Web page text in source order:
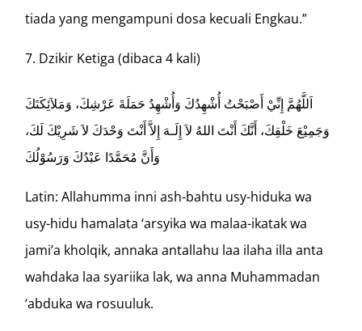
tiada yang mengampuni dosa kecuali Engkau.”
Dzikir Ketiga (dibaca 4 kali)
اَللَّهُمَّ إِنِّيْ أَصْبَحْتُ أُشْهِدُكَ وَأُشْهِدُ حَمَلَةَ عَرْشِكَ، وَمَلاَئِكَتَكَ
وَجَمِيْعَ خَلْقِكَ، أَنَّكَ أَنْتَ اللهُ لاَ إِلَـهَ إِلاَّ أَنْتَ وَحْدَكَ لاَ شَرِيْكَ لَكَ،
وَأَنَّ مُحَمَّدًا عَبْدُكَ وَرَسُوْلُكَ
Latin: Allahumma inni ash-bahtu usy-hiduka wa
usy-hidu hamalata ‘arsyika wa malaa-ikatak wa
jami’a kholqik, annaka antallahu laa ilaha illa anta
wahdaka laa syariika lak, wa anna Muhammadan
‘abduka wa rosuuluk.